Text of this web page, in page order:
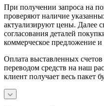
При получении запроса на
проверяют наличие
актуализируют цены. Далее
согласования деталей
коммерческое предложение
Оплата выставленных
переводом средств на наш
клиент получает весь пакет